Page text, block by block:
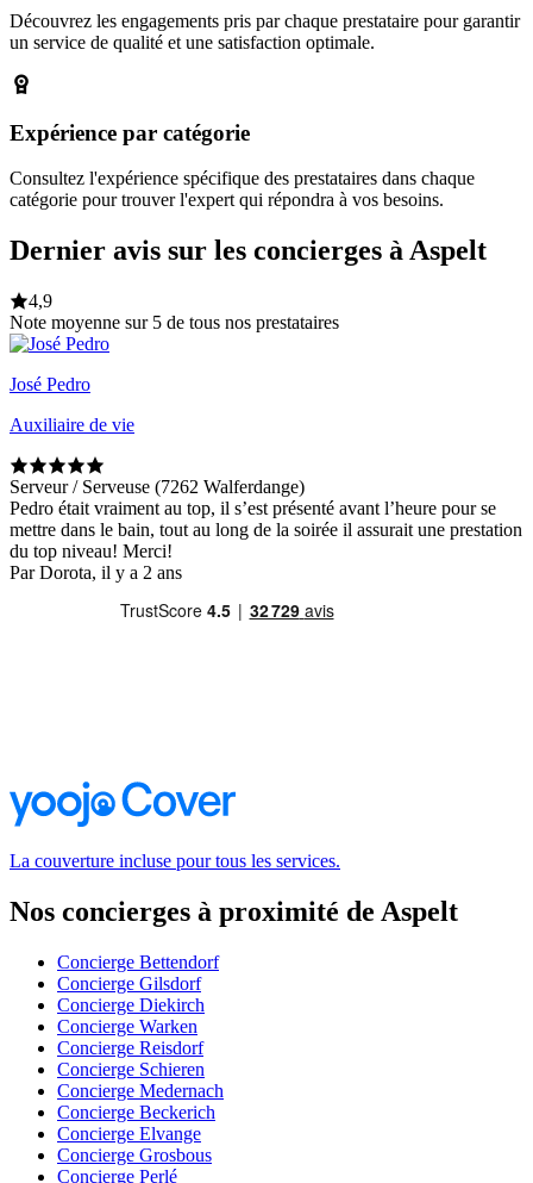
Découvrez les engagements pris par chaque prestataire pour garantir
un service de qualité et une satisfaction optimale.
Expérience par catégorie
Consultez l'expérience spécifique des prestataires dans chaque
catégorie pour trouver l'expert qui répondra à vos besoins.
Dernier avis sur les concierges à Aspelt
4,9
Note moyenne sur 5 de tous nos prestataires
José Pedro
Auxiliaire de vie
Serveur / Serveuse (7262 Walferdange)
Pedro était vraiment au top, il s’est présenté avant l’heure pour se
mettre dans le bain, tout au long de la soirée il assurait une prestation
du top niveau! Merci!
Par Dorota, il y a 2 ans
La couverture incluse pour tous les services.
Nos concierges à proximité de Aspelt
Concierge Bettendorf
Concierge Gilsdorf
Concierge Diekirch
Concierge Warken
Concierge Reisdorf
Concierge Schieren
Concierge Medernach
Concierge Beckerich
Concierge Elvange
Concierge Grosbous
Concierge Perlé